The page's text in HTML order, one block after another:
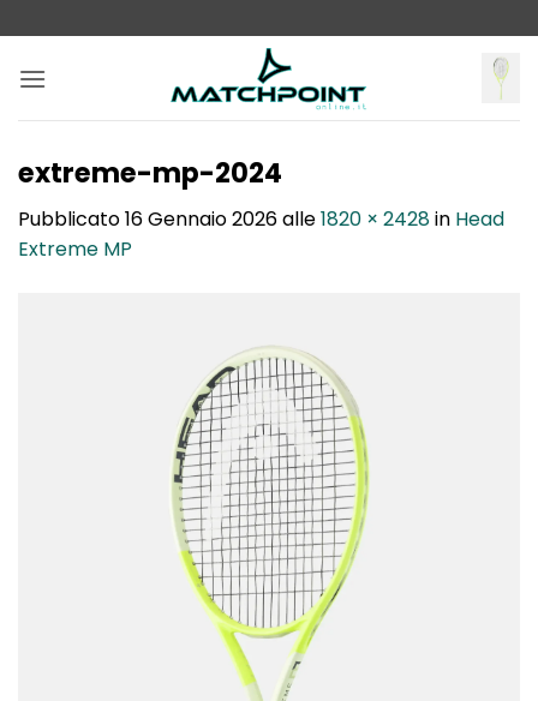
ai
contenuti
extreme-mp-2024
Pubblicato16 Gennaio 2026alle1820 × 2428in Head
Extreme MP